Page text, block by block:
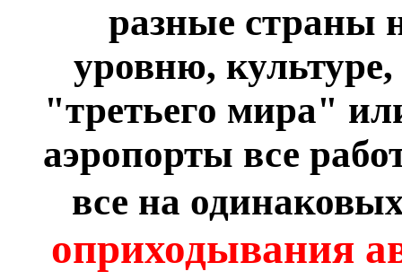
разные страны
уровню,
"третьего мира"
аэропорты все
все на
оприходывания